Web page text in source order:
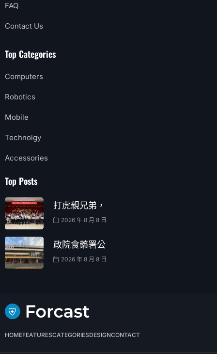
FAQ
Contact Us
Top Categories
Computers
Robotics
Mobile
Technolgy
Accessories
Top Posts
打虎親兄弟，
2026 年 8 月 8 日
政院食藥署公
2026 年 8 月 8 日
HOMEFEATURESCATEGORIESDESIGNCONTACT